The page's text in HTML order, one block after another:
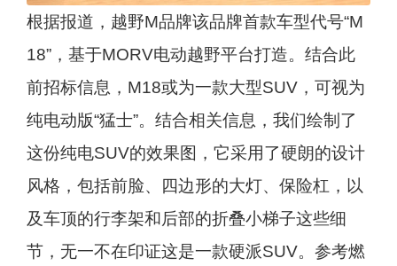
根据报道，越野M品牌该品牌首款车型代号“M
18”，基于MORV电动越野平台打造。结合此
前招标信息，M18或为一款大型SUV，可视为
纯电动版“猛士”。结合相关信息，我们绘制了
这份纯电SUV的效果图，它采用了硬朗的设计
风格，包括前脸、四边形的大灯、保险杠，以
及车顶的行李架和后部的折叠小梯子这些细
节，无一不在印证这是一款硬派SUV。参考燃